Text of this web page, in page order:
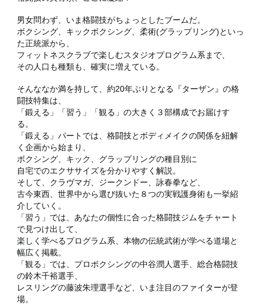
男女問わず、いま格闘技がちょっとしたブームだ。
ボクシング、キックボクシング、柔術(グラップリング)といっ
た正統派から、
フィットネスクラブで楽しむスタジオプログラム系まで、
その人口も種類も、確実に増えている。
そんななか満を持して、約20年ぶりとなる『ターザン』の格
闘技特集は、
「鍛える」「習う」「観る」の大きく３部構成でお届けす
る。
「鍛える」パートでは、格闘技とボディメイクの関係を紐解
く企画から始まり、
ボクシング、キック、グラップリングの種目別に
自宅でのエクササイズを分かりやすく解説。
そして、クラヴマガ、ジークンドー、詠春拳など、
古今東西、世界中から選び抜いた８つの実戦護身術も一挙紹
介していく。
「習う」では、あなたの個性に合った格闘技ジムをチャート
で見つけ出して、
楽しく学べるプログラム系、本物の伝統武術が学べる道場と
幅広く掲載。
「観る」では、プロボクシングの中谷潤人選手、総合格闘技
の鈴木千裕選手、
レスリングの藤波朱理選手など、いま注目のファイターが登
場。